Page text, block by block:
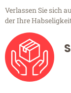
Verlassen Sie sich
der Ihre